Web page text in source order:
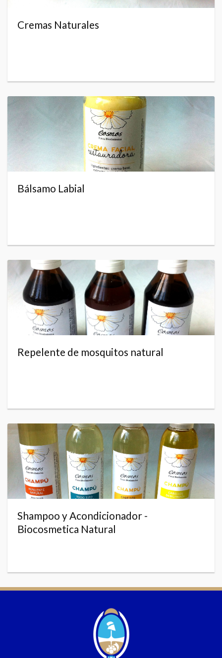
Cremas Naturales
Bálsamo Labial
Repelente de mosquitos natural
Shampoo y Acondicionador -
Biocosmetica Natural